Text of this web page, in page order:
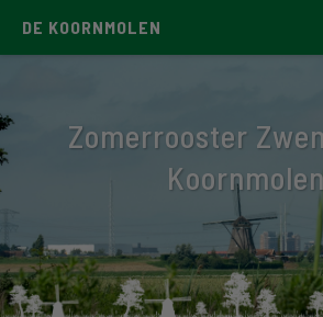
DE KOORNMOLEN
Zomerrooster
Koornmolen